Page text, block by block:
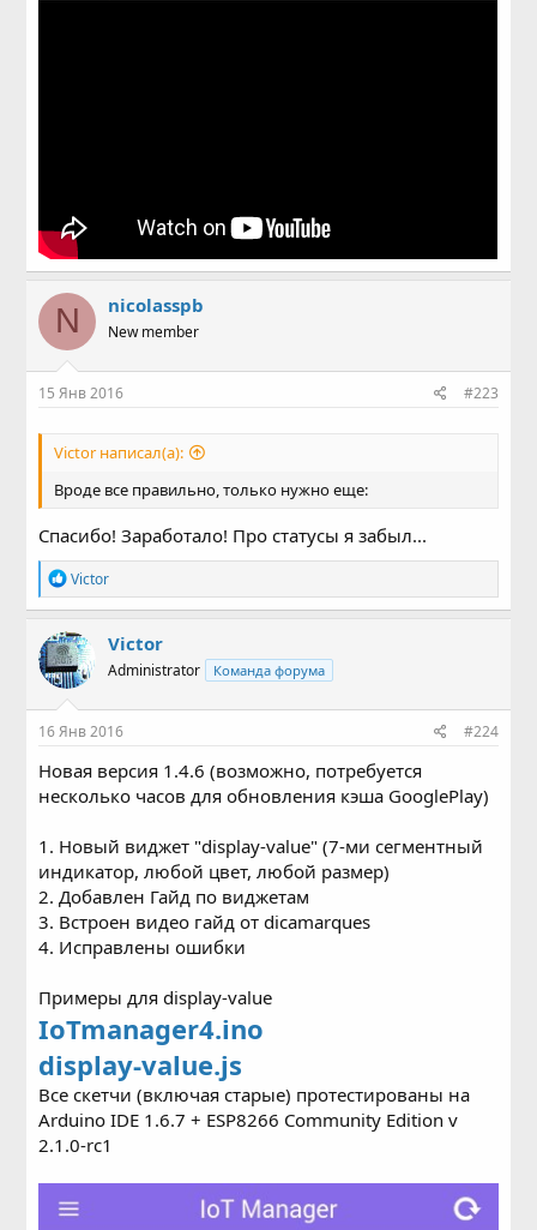
N nicolasspb
New member
15 Янв 2016 #223
Victor написал(а):
Вроде все правильно, только нужно еще:
Спасибо! Заработало! Про статусы я забыл...
Р
е
а
к
ц
и
и
:
Victor
Victor
Administrator Команда форума
16 Янв 2016 #224
Новая версия 1.4.6 (возможно, потребуется
несколько часов для обновления кэша GooglePlay)
1. Новый виджет "display-value" (7-ми сегментный
индикатор, любой цвет, любой размер)
2. Добавлен Гайд по виджетам
3. Встроен видео гайд от dicamarques
4. Исправлены ошибки
Примеры для display-value
IoTmanager4.ino
display-value.js
Все скетчи (включая старые) протестированы на
Arduino IDE 1.6.7 + ESP8266 Community Edition v
2.1.0-rc1